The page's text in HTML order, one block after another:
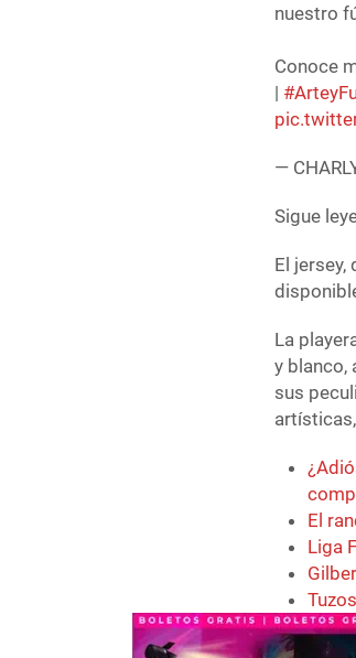
nuestro
Conoce
|
—
Sigue
El
La
y blanco,
sus
El
Liga